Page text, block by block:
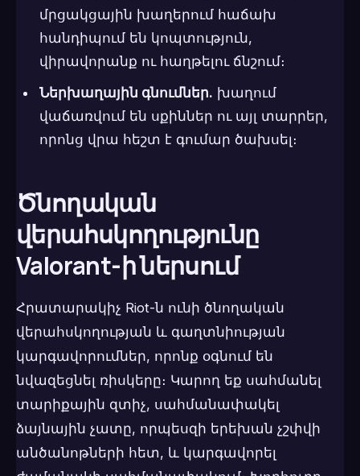
մրցակցային խաղերում հաճախ
հանդիպում են կոպտություն,
վիրավորանք ու հաղթելու ճնշում։
Ներխաղային գնումներ. խաղում
վաճառվում են սքիններ ու այլ տարրեր,
որոնց վրա հեշտ է գումար ծախսել։
Ծնողական
վերահսկողությունը
Valorant-ի ներսում
Հրատարակիչ Riot-ն ունի ծնողական
վերահսկողության և գաղտնիության
կարգավորումներ, որոնք օգնում են
նվազեցնել ռիսկերը։ Կարող եք սահմանել
տարիքային զտիչ, սահմանափակել
ձայնային չատը, որպեսզի երեխան չշփվի
անծանոթների հետ, և կարգավորել